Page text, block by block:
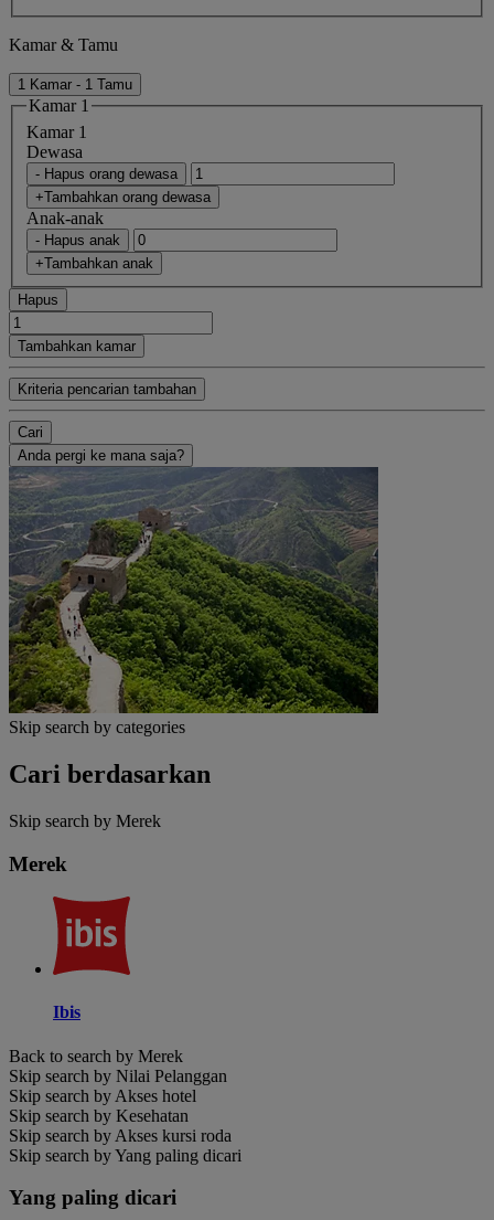
Kamar & Tamu
1 Kamar - 1 Tamu
Kamar 1
Kamar 1
Dewasa
- Hapus orang dewasa
+Tambahkan orang dewasa
Anak-anak
- Hapus anak
+Tambahkan anak
Hapus
Tambahkan kamar
Kriteria pencarian tambahan
Cari
Anda pergi ke mana saja?
Skip search by categories
Cari berdasarkan
Skip search by Merek
Merek
Ibis
Back to search by Merek
Skip search by Nilai Pelanggan
Skip search by Akses hotel
Skip search by Kesehatan
Skip search by Akses kursi roda
Skip search by Yang paling dicari
Yang paling dicari